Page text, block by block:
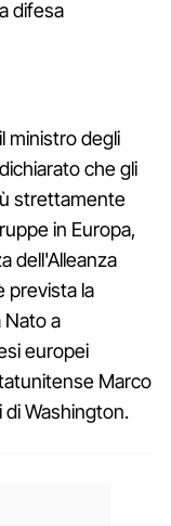
difesa
ministro degli
che gli
strettamente
in Europa,
dell'Alleanza
prevista la
Nato a
europei
Marco
di Washington.